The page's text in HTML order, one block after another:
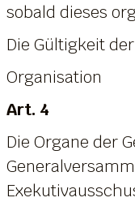
sobald dieses
Die Gültigkeit
Organisation
Art. 4
Die Organe der